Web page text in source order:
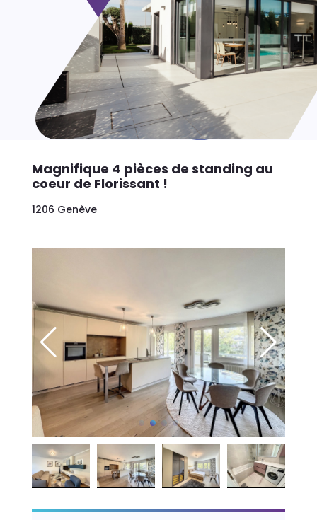
Magnifique 4 pièces de standing au
coeur de Florissant !
1206 Genève